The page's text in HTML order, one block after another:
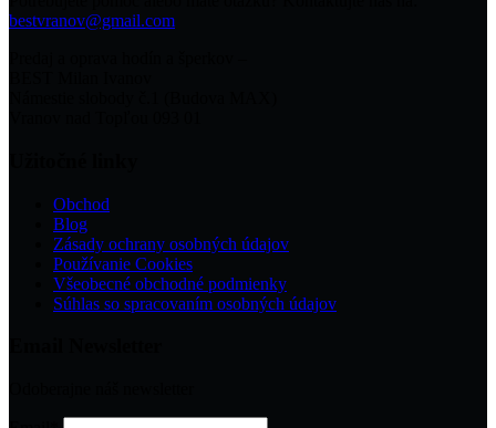
bestvranov@gmail.com
Obchod
Blog
Zásady ochrany osobných údajov
Používanie Cookies
Všeobecné obchodné podmienky
Súhlas so spracovaním osobných údajov